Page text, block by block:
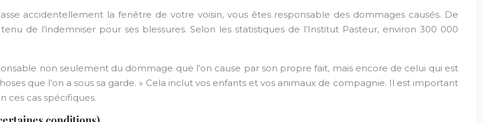
accidentellement la fenêtre de votre voisin, vous êtes responsable des dommages causés. De
de l’indemniser pour ses blessures. Selon les statistiques de l’Institut Pasteur, environ 300 000
non seulement du dommage que l’on cause par son propre fait, mais encore de celui qui est
que l’on a sous sa garde. » Cela inclut vos enfants et vos animaux de compagnie. Il est important
ces cas spécifiques.